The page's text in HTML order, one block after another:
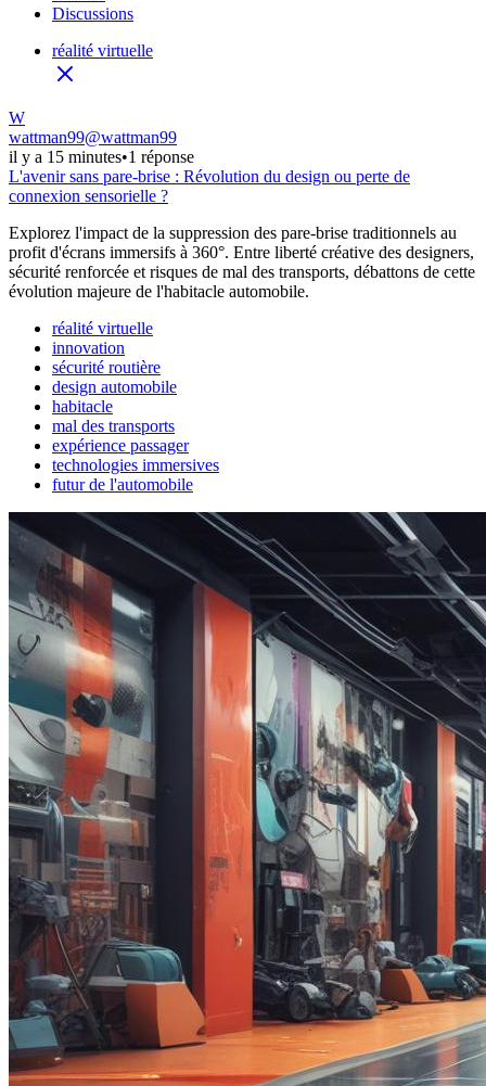
Discussions
réalité virtuelle
W
wattman99@wattman99
il y a 15 minutes•1 réponse
L'avenir sans pare-brise : Révolution du design ou perte de
connexion sensorielle ?
Explorez l'impact de la suppression des pare-brise traditionnels au
profit d'écrans immersifs à 360°. Entre liberté créative des designers,
sécurité renforcée et risques de mal des transports, débattons de cette
évolution majeure de l'habitacle automobile.
réalité virtuelle
innovation
sécurité routière
design automobile
habitacle
mal des transports
expérience passager
technologies immersives
futur de l'automobile